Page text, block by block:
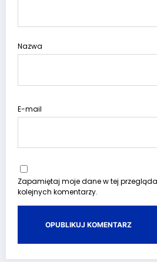
Nazwa
E-mail
Zapamiętaj moje dane w tej
kolejnych komentarzy.